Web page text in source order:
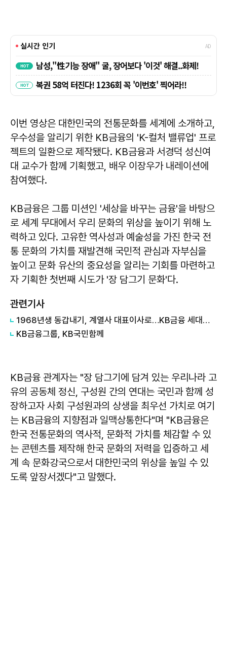
이번 영상은 대한민국의 전통문화를 세계에 소개하고,
우수성을 알리기 위한 KB금융의 'K-컬처 밸류업' 프로
젝트의 일환으로 제작됐다. KB금융과 서경덕 성신여
대 교수가 함께 기획했고, 배우 이장우가 내레이션에
참여했다.
KB금융은 그룹 미션인 '세상을 바꾸는 금융'을 바탕으
로 세계 무대에서 우리 문화의 위상을 높이기 위해 노
력하고 있다. 고유한 역사성과 예술성을 가진 한국 전
통 문화의 가치를 재발견해 국민적 관심과 자부심을
높이고 문화 유산의 중요성을 알리는 기회를 마련하고
자 기획한 첫번째 시도가 '장 담그기 문화'다.
관련기사
1968년생 동갑내기, 계열사 대표이사로…KB금융 세대교체 '신호탄'
KB금융그룹, KB국민함께
KB금융 관계자는 "장 담그기에 담겨 있는 우리나라 고
유의 공동체 정신, 구성원 간의 연대는 국민과 함께 성
장하고자 사회 구성원과의 상생을 최우선 가치로 여기
는 KB금융의 지향점과 일맥상통한다"며 "KB금융은
한국 전통문화의 역사적, 문화적 가치를 체감할 수 있
는 콘텐츠를 제작해 한국 문화의 저력을 입증하고 세
계 속 문화강국으로서 대한민국의 위상을 높일 수 있
도록 앞장서겠다"고 말했다.